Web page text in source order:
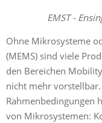
EMST -
Ohne Mikrosysteme
(MEMS) sind viele
den Bereichen
nicht mehr
Rahmenbedingungen
von Mikrosystemen: